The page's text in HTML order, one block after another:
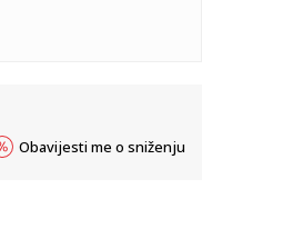
Obavijesti me o sniženju